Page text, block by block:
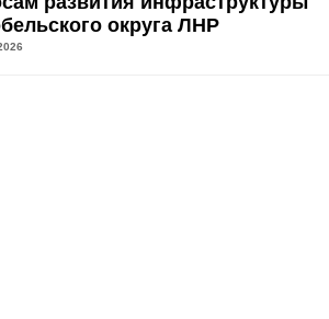
округа ЛНР